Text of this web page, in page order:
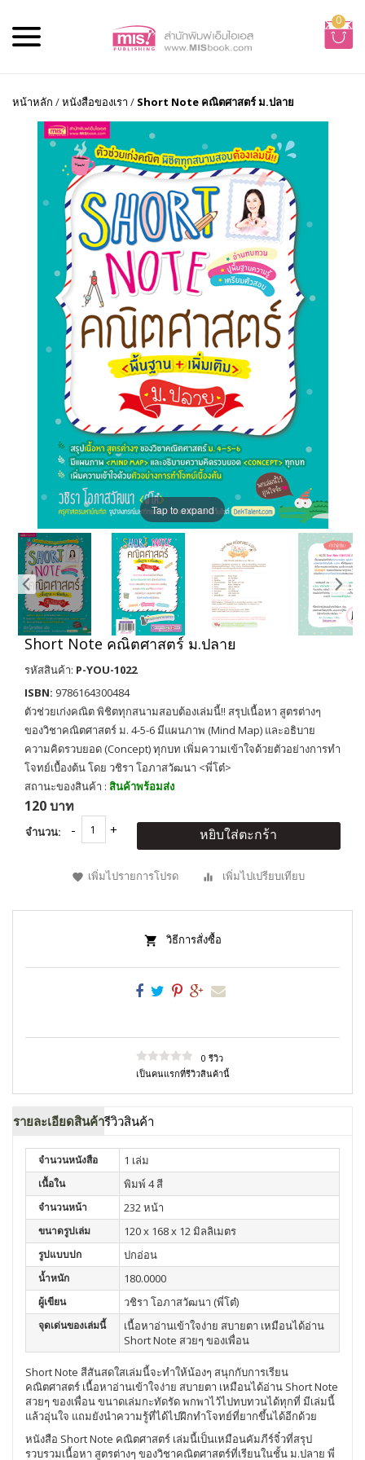
0
หน้าหลัก /หนังสือของเรา / Short Note คณิตศาสตร์ ม.ปลาย
Tap to expand
Short Note คณิตศาสตร์ ม.ปลาย
รหัสสินค้า: P-YOU-1022
ISBN: 9786164300484
ตัวช่วยเก่งคณิต พิชิตทุกสนามสอบต้องเล่มนี้!! สรุปเนื้อหา สูตรต่างๆ
ของวิชาคณิตศาสตร์ ม. 4-5-6 มีแผนภาพ (Mind Map) และอธิบาย
ความคิดรวบยอด (Concept) ทุกบท เพิ่มความเข้าใจด้วยตัวอย่างการทำ
โจทย์เบื้องต้น โดย วชิรา โอภาสวัฒนา <พี่โต๋>
สถานะของสินค้า : สินค้าพร้อมส่ง
120 บาท
จำนวน: หยิบใส่ตะกร้า
เพิ่มไปรายการโปรด เพิ่มไปเปรียบเทียบ
วิธีการสั่งซื้อ
0 รีวิว
เป็นคนแรกที่รีวิวสินค้านี้
รายละเอียดสินค้ารีวิวสินค้า
จำนวนหนังสือ 1 เล่ม
เนื้อใน พิมพ์ 4 สี
จำนวนหน้า 232 หน้า
ขนาดรูปเล่ม 120 x 168 x 12 มิลลิเมตร
รูปแบบปก ปกอ่อน
น้ำหนัก 180.0000
ผู้เขียน วชิรา โอภาสวัฒนา (พี่โต๋)
จุดเด่นของเล่มนี้
เนื้อหาอ่านเข้าใจง่าย สบายตา เหมือนได้อ่าน
Short Note สวยๆ ของเพื่อน
Short Note สีสันสดใสเล่มนี้จะทำให้น้องๆ สนุกกับการเรียน
คณิตศาสตร์ เนื้อหาอ่านเข้าใจง่าย สบายตา เหมือนได้อ่าน Short Note
สวยๆ ของเพื่อน ขนาดเล่มกะทัดรัด พกพาไว้ไปทบทวนได้ทุกที่ มีเล่มนี้
แล้วอุ่นใจ แถมยังนำความรู้ที่ได้ไปฝึกทำโจทย์ที่ยากขึ้นได้อีกด้วย
หนังสือ Short Note คณิตศาสตร์ เล่มนี้เป็นเหมือนคัมภีร์จิ๋วที่สรุป
รวบรวมเนื้อหา สูตรต่างๆ ของวิชาคณิตศาสตร์ที่เรียนในชั้น ม.ปลาย พี่